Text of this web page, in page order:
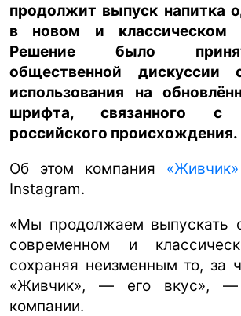
продолжит выпуск напитка
в новом и классическом
Решение было
общественной дискуссии
использования на
шрифта, связанного с
российского происхождения.
Об этом компания «Живчик»
Instagram.
«Мы продолжаем выпускать
современном и
сохраняя неизменным то, за
«Живчик», — его вкус», —
компании.